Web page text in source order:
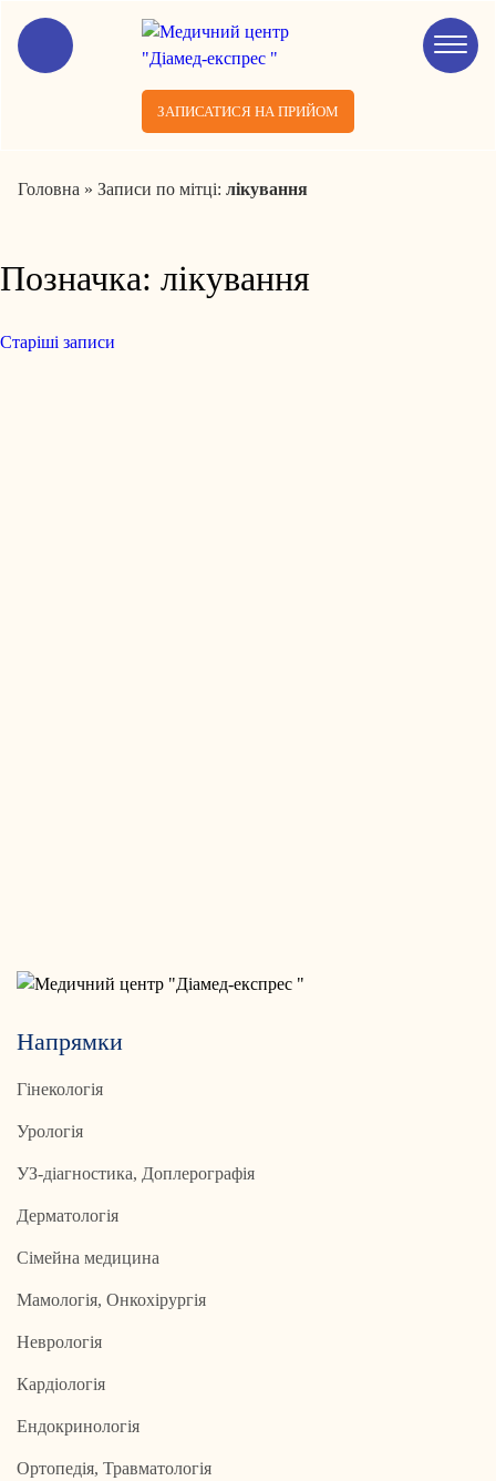
ЗАПИСАТИСЯ НА ПРИЙОМ
Головна » Записи по мітці: лікування
Позначка: лікування
Навігація
Старіші записи
Напрямки
Гінекологія
Урологія
УЗ-діагностика, Доплерографія
Дерматологія
Сімейна медицина
Мамологія, Онкохірургія
Неврологія
Кардіологія
Ендокринологія
Ортопедія, Травматологія